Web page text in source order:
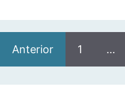
Anterior 1 …